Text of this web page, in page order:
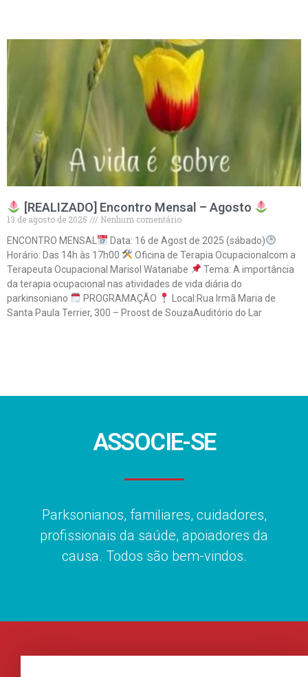
[REALIZADO] Encontro Mensal – Agosto
13 de agosto de 2025
Nenhum comentário
ENCONTRO MENSAL
Data: 16 de Agost de 2025 (sábado)
Horário: Das 14h às 17h00
Oficina de Terapia Ocupacionalcom a
Terapeuta Ocupacional Marisol Watanabe
Tema: A importância
da terapia ocupacional nas atividades de vida diária do
parkinsoniano
PROGRAMAÇÃO
Local:Rua Irmã Maria de
Santa Paula Terrier, 300 – Proost de SouzaAuditório do Lar
ASSOCIE-SE
Parksonianos, familiares, cuidadores,
profissionais da saúde, apoiadores da
causa. Todos são bem-vindos.